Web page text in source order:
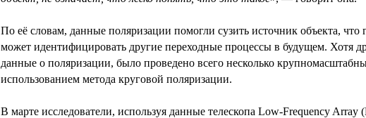
По её словам, данные поляризации помогли сузить источник объекта, что
может идентифицировать другие переходные процессы в будущем. Хотя
данные о поляризации, было проведено всего несколько
использованием метода круговой поляризации.
В марте исследователи, используя данные телескопа Low-Frequency